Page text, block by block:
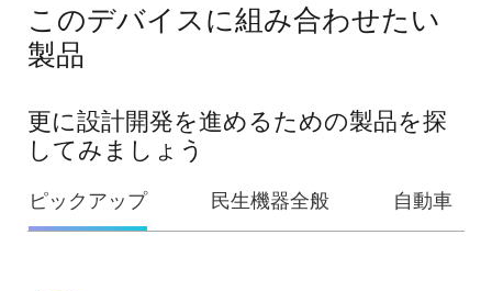
このデバイスに組み合わせたい
製品
更に設計開発を進めるための製品を探
してみましょう
ピックアップ 民生機器全般 自動車